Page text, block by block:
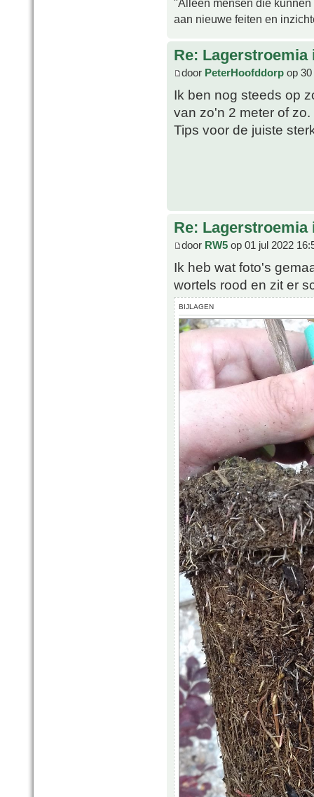
"Alleen mensen die
aan nieuwe feiten en
Re:
door PeterHoofddorp op
Ik ben nog steeds op
van zo'n 2 meter of
Tips voor de juiste
Re:
door RW5 op 01 jul 2022
Ik heb wat foto's
wortels rood en zit er
BIJLAGEN